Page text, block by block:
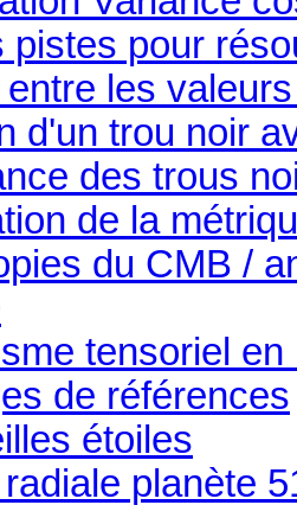
pistes pour
les
d'un trou noir
des trous
de la
du CMB /
tensoriel
de références
étoiles
planète